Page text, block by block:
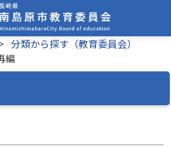
分類から探す（教育委員会）
編